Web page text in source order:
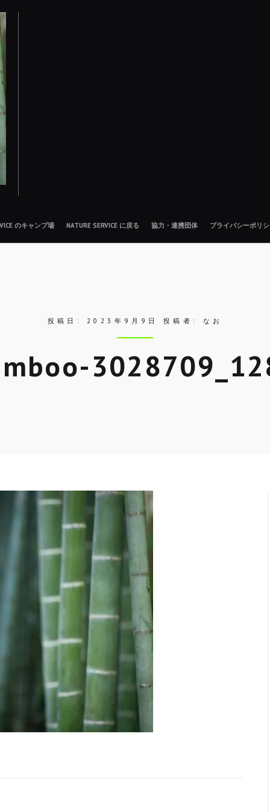
のキャンプ場 NATURE SERVICE に戻る 協力・連携団体 プライバシーポリ
投稿日: 2023年9月9日 投稿者: なお